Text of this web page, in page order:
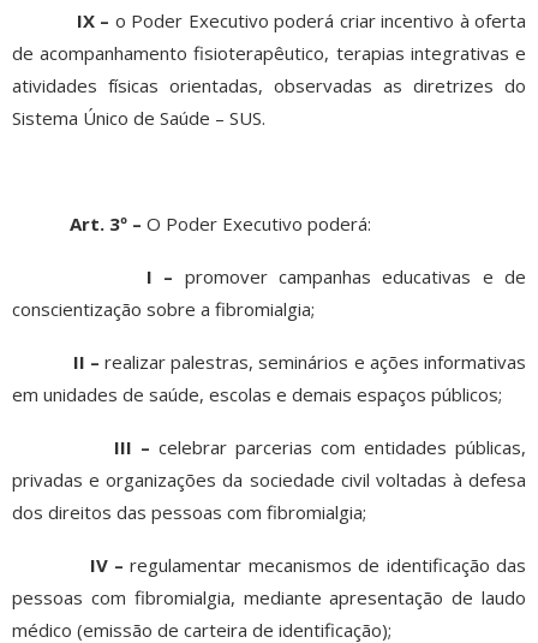
IX – o Poder Executivo poderá criar incentivo à oferta
de acompanhamento fisioterapêutico, terapias integrativas e
atividades físicas orientadas, observadas as diretrizes do
Sistema Único de Saúde – SUS.
Art. 3º – O Poder Executivo poderá:
I – promover campanhas educativas e de
conscientização sobre a fibromialgia;
II – realizar palestras, seminários e ações informativas
em unidades de saúde, escolas e demais espaços públicos;
III – celebrar parcerias com entidades públicas,
privadas e organizações da sociedade civil voltadas à defesa
dos direitos das pessoas com fibromialgia;
IV – regulamentar mecanismos de identificação das
pessoas com fibromialgia, mediante apresentação de laudo
médico (emissão de carteira de identificação);